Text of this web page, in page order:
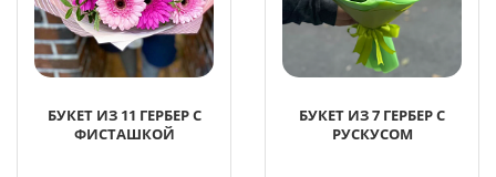
БУКЕТ ИЗ 11 ГЕРБЕР С
ФИСТАШКОЙ
БУКЕТ ИЗ 7 ГЕРБЕР С
РУСКУСОМ